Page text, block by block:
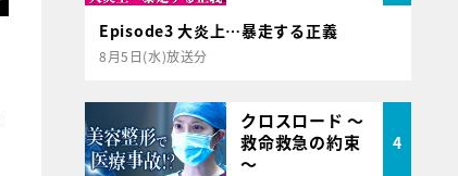
Episode3 大炎上…暴走する正義
8月5日(水)放送分
クロスロード ～
救命救急の約束
～
4